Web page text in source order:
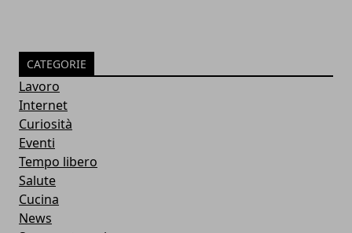
CATEGORIE
Lavoro
Internet
Curiosità
Eventi
Tempo libero
Salute
Cucina
News